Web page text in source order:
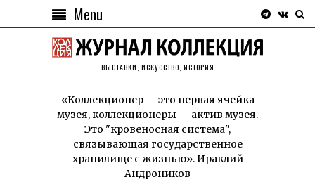
Menu
ВЫСТАВКИ, ИСКУССТВО, ИСТОРИЯ
«Коллекционер — это первая ячейка
музея, коллекционеры — актив музея.
Это "кровеносная система",
связывающая государственное
хранилище с жизнью». Ираклий
Андроников